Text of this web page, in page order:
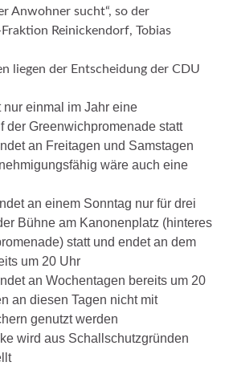
Anwohner sucht“, so der
Reinickendorf, Tobias
liegen der Entscheidung der CDU
einmal im Jahr eine
der Greenwichpromenade statt
an Freitagen und Samstagen
wäre auch eine
an einem Sonntag nur für drei
Bühne am Kanonenplatz (hinteres
statt und endet an dem
um 20 Uhr
an Wochentagen bereits um 20
an diesen Tagen nicht mit
genutzt werden
wird aus Schallschutzgründen